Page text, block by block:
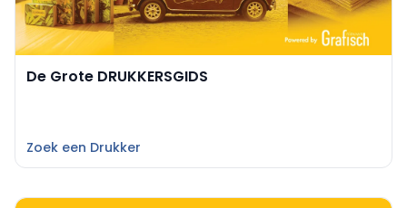
De Grote DRUKKERSGIDS
Zoek een Drukker